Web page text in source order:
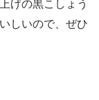
げの黒こしょう
しいので、ぜひ